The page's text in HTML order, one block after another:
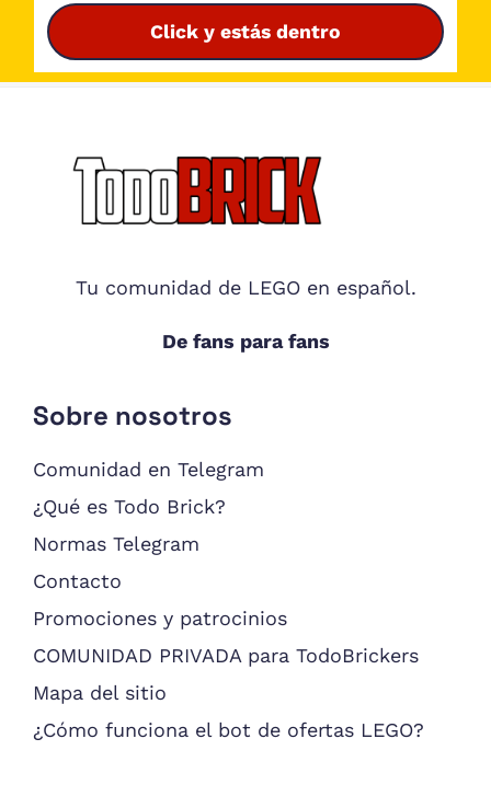
Click y estás dentro
Footer
Tu comunidad de LEGO en español.
De fans para fans
Sobre nosotros
Comunidad en Telegram
¿Qué es Todo Brick?
Normas Telegram
Contacto
Promociones y patrocinios
COMUNIDAD PRIVADA para TodoBrickers
Mapa del sitio
¿Cómo funciona el bot de ofertas LEGO?